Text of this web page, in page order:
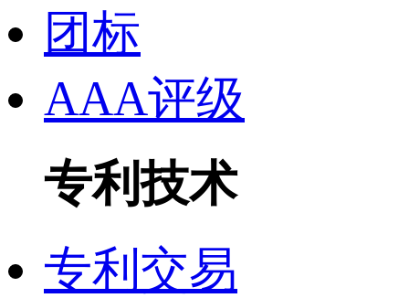
团标
AAA评级
专利技术
专利交易